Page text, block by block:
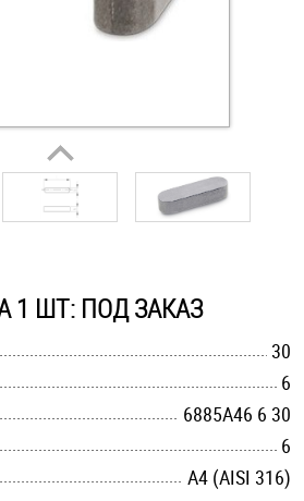
метрической резьбой
для яхт
1 ШТ: ПОД ЗАКАЗ
30
6
6885A46 6 30
6
A4 (AISI 316)